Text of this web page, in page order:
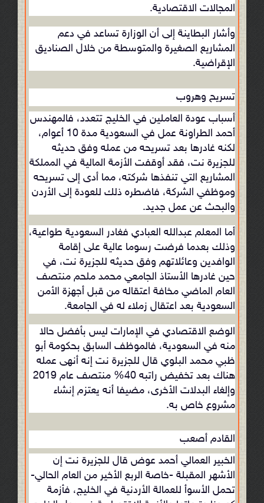
المجالات الاقتصادية.
وأشار البطاينة إلى أن الوزارة تساعد في دعم
المشاريع الصغيرة والمتوسطة من خلال الصناديق
الإقراضية.
تسريح وهروب
أسباب عودة العاملين في الخليج تتعدد، فالمهندس
أحمد الطراونة عمل في السعودية مدة 10 أعوام،
لكنه غادرها بعد تسريحه من عمله وفق حديثه
للجزيرة نت، فقد أوقفت الأزمة المالية في المملكة
المشاريع التي تنفذها شركته، مما أدى إلى تسريحه
وموظفي الشركة، فاضطره ذلك للعودة إلى الأردن
والبحث عن عمل جديد.
أما المعلم عبدالله العبادي فغادر السعودية طواعية،
وذلك بعدما فرضت رسوما عالية على إقامة
الوافدين وعائلاتهم وفق حديثه للجزيرة نت، في
حين غادرها الأستاذ الجامعي محمد ملحم منتصف
العام الماضي مخافة اعتقاله من قبل أجهزة الأمن
السعودية بعد اعتقال زملاء له في الجامعة.
الوضع الاقتصادي في الإمارات ليس بأفضل حالا
منه في السعودية، فالموظف السابق بحكومة أبو
ظبي محمد البلوي قال للجزيرة نت إنه أنهى عمله
هناك بعد تخفيض راتبه 40% منتصف عام 2019
وإلغاء البدلات الأخرى، مضيفا أنه يعتزم إنشاء
مشروع خاص به.
القادم أصعب
الخبير العمالي أحمد عوض قال للجزيرة نت إن
الأشهر المقبلة -خاصة الربع الأخير من العام الحالي-
تحمل الأسوأ للعمالة الأردنية في الخليج، فأزمة